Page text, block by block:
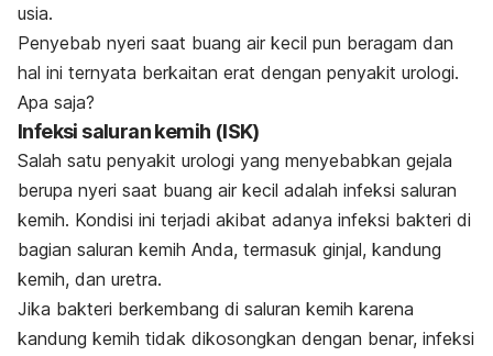
usia.
Penyebab nyeri saat buang air kecil pun beragam dan
hal ini ternyata berkaitan erat dengan penyakit urologi.
Apa saja?
Infeksi saluran kemih (ISK)
Salah satu penyakit urologi yang menyebabkan gejala
berupa nyeri saat buang air kecil adalah infeksi saluran
kemih. Kondisi ini terjadi akibat adanya infeksi bakteri di
bagian saluran kemih Anda, termasuk ginjal, kandung
kemih, dan uretra.
Jika bakteri berkembang di saluran kemih karena
kandung kemih tidak dikosongkan dengan benar, infeksi